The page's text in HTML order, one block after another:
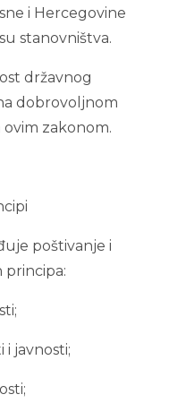
i Hercegovine
stanovništva.
državnog
dobrovoljnom
zakonom.
poštivanje i
principa:
javnosti;